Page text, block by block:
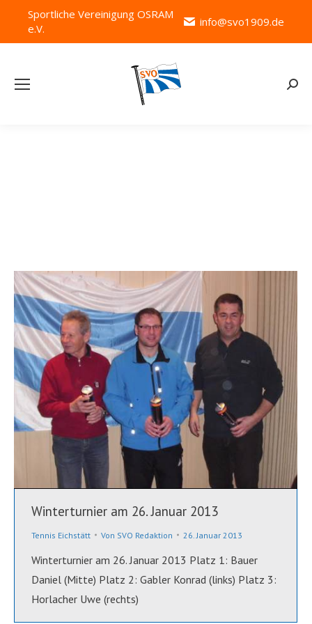
Sportliche Vereinigung OSRAM
e.V.
info@svo1909.de
Winterturnier am 26. Januar 2013
Tennis Eichstätt Von SVO Redaktion 26. Januar 2013
Winterturnier am 26. Januar 2013 Platz 1: Bauer
Daniel (Mitte) Platz 2: Gabler Konrad (links) Platz 3:
Horlacher Uwe (rechts)